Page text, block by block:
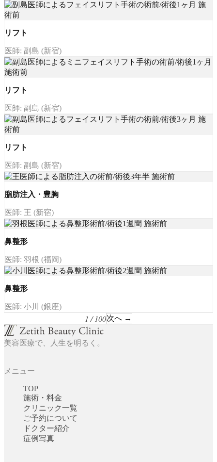
リフト
医師: 副島 (新宿)
リフト
医師: 副島 (新宿)
リフト
医師: 副島 (新宿)
脂肪注入・豊胸
医師: 王 (新宿)
鼻整形
医師: 羽根 (福岡)
鼻整形
医師: 小川 (銀座)
1 / 100次へ →
美容医療で、人生を明るく。
メニュー
TOP
施術・料金
クリニック一覧
ご予約について
ドクター紹介
症例写真